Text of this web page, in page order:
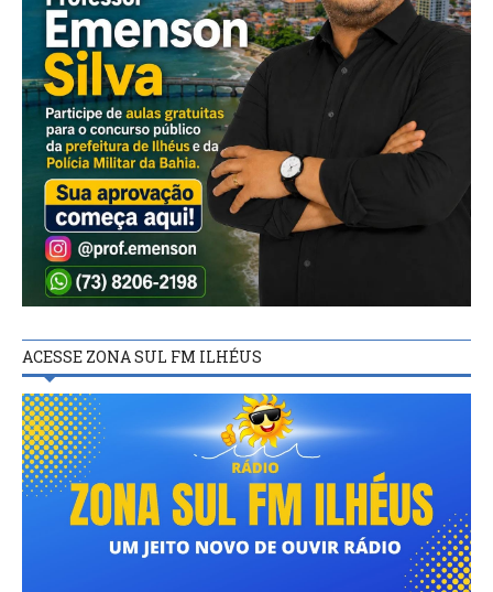
ACESSE ZONA SUL FM ILHÉUS